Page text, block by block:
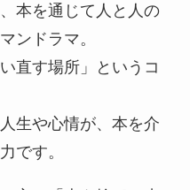
本を通じて人と人の
ンドラマ。
直す場所」というコ
生や心情が、本を介
です。